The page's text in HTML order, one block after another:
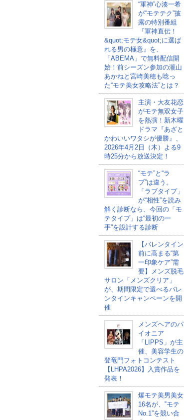
“軍神”心湊一希
が“モテテク”披
露の特別番組
『軍神直伝！
&quot;モテ女&quot;に選ば
れる男の極意』を、
「ABEMA」で無料配信開
始！前シーズン参加の瀧山
あかねと宮崎美穂も唸っ
た“モテ美女攻略法”とは？
主演・大友花恋
がモテ無双女子
を熱演！新木曜
ドラマ『あざと
かわいいワタシが優勝』、
2026年4月2日（木）よる9
時25分から放送決定！
“モテ”と“ラ
ブ”は違う。
「ラブタイプ」
が“相性”を読み
解く診断なら、今回の「モ
テタイプ」は“最初の一
手”を設計する診断
【バレンタイン
前に高まる“第
一印象ケア”需
要】メンズ脱毛
サロン「メンズクリア」
が、期間限定で選べるバレ
ンタインキャンペーンを開
催
メンズヘアのパ
イオニア
「LIPPS」が主
催、美容学生の
登竜門フォトコンテスト
【LHPA2026】入賞作品を
発表！
爆モテ美男美女
16名が、‟モテ
No.1”を競い合